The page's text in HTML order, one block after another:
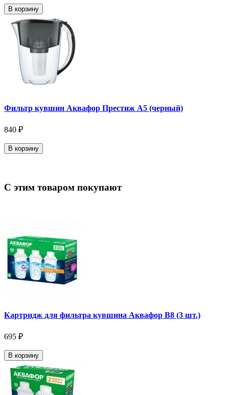
В корзину
Фильтр кувшин Аквафор Престиж А5 (черный)
840 ₽
В корзину
С этим товаром покупают
Картридж для фильтра кувшина Аквафор В8 (3 шт.)
695 ₽
В корзину